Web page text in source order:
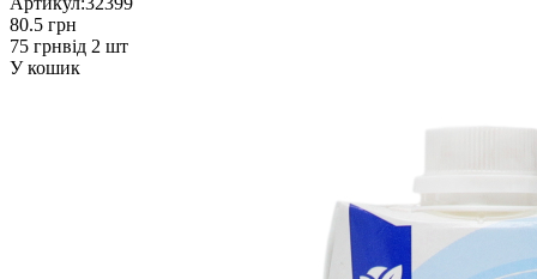
80.5 грн
75 грнвід 2 шт
У кошик